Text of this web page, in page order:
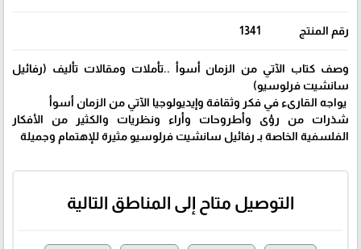
رقم المنتج 1341
وصف كتاب الآتي من الزمان أسوأ ..تأملات ومقالات تأليف (رفائيل
سانشيت فرلوسيو)
يواجه القارىء في فكر وثقافة وإيديولوجيا الآتي من الزمان أسوأ
شذرات من رؤى وأطروحات وأراء ونظريات والكثير من الأفكار
الفلسفية الخاصة بـ رفائيل سانشيت فرلوسيو مثيرة للإهتمام وجميلة
التوصيل متاح إلى المناطق التالية